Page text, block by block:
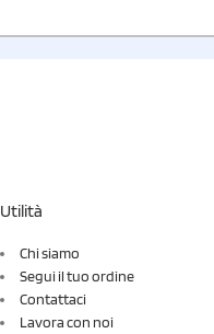
Utilità
Chi siamo
Segui il tuo ordine
Contattaci
Lavora con noi